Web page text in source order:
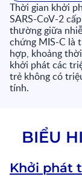
Thời gian khởi
SARS-CoV-2
thường giữa
chứng MIS-C là
hợp, khoảng
khởi phát các
trẻ không có
tính.
BIỂU
Khởi phát